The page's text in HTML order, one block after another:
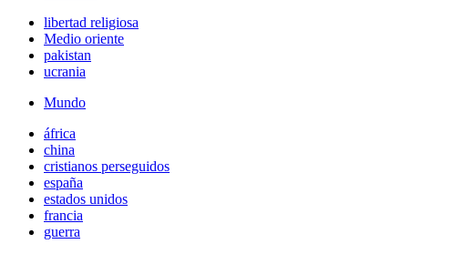
libertad religiosa
Medio oriente
pakistan
ucrania
Mundo
áfrica
china
cristianos perseguidos
españa
estados unidos
francia
guerra